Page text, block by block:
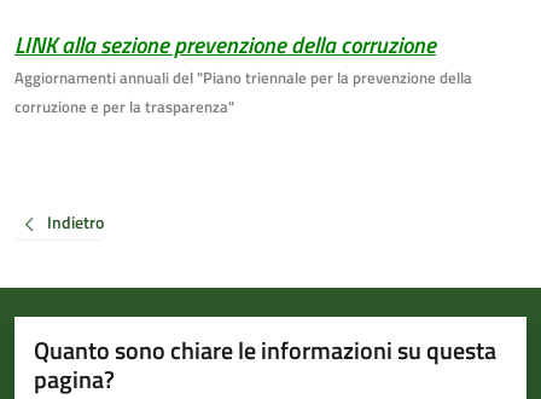
LINK alla sezione prevenzione della corruzione
Aggiornamenti annuali del "Piano triennale per la prevenzione della
corruzione e per la trasparenza"
Indietro
Quanto sono chiare le informazioni su questa
pagina?